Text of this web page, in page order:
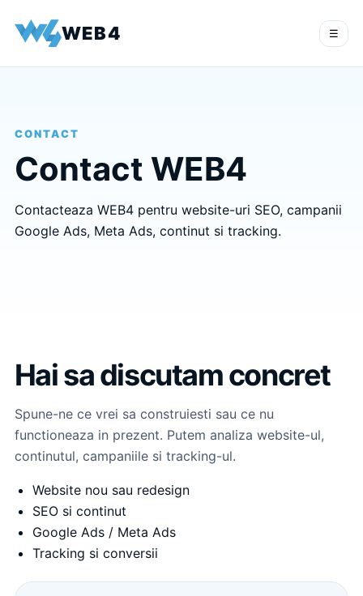
WEB4 ☰
CONTACT
Contact WEB4
Contacteaza WEB4 pentru website-uri SEO, campanii
Google Ads, Meta Ads, continut si tracking.
Hai sa discutam concret
Spune-ne ce vrei sa construiesti sau ce nu
functioneaza in prezent. Putem analiza website-ul,
continutul, campaniile si tracking-ul.
Website nou sau redesign
SEO si continut
Google Ads / Meta Ads
Tracking si conversii